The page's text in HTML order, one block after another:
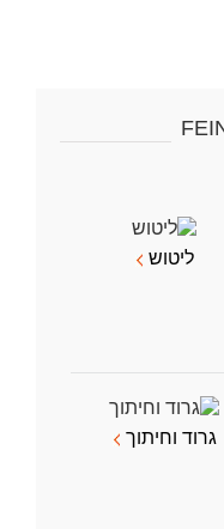
ליטוש
גרוד וחיתוך